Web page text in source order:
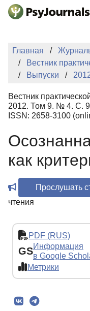
Перейти к основному
Регистрация
Главная
Вестник
Выпуски
Вестник
2012. Том 9. № 4. С.
ISSN: 2658-3100
как
Прослушать
чтения
PDF (RUS)
GSИнформация
в Google
Метрики